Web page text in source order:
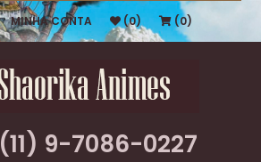
MINHA CONTA (0) (0)
(11) 9-7086-0227